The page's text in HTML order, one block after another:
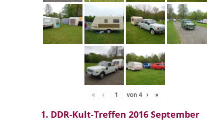
« ‹ von 4 › »
1. DDR-Kult-Treffen 2016 September